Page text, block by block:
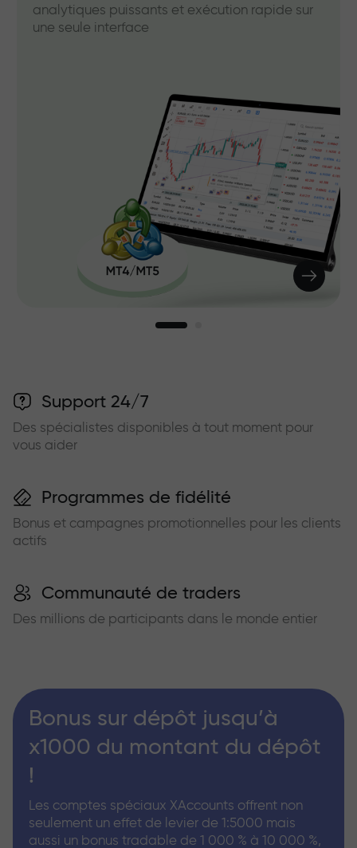
analytiques puissants et exécution rapide sur
une seule interface
Support 24/7
Des spécialistes disponibles à tout moment pour
vous aider
Programmes de fidélité
Bonus et campagnes promotionnelles pour les clients
actifs
Communauté de traders
Des millions de participants dans le monde entier
Bonus sur dépôt jusqu’à
x1000 du montant du dépôt
!
Les comptes spéciaux XAccounts offrent non
seulement un effet de levier de 1:5000 mais
aussi un bonus tradable de 1 000 % à 10 000 %,